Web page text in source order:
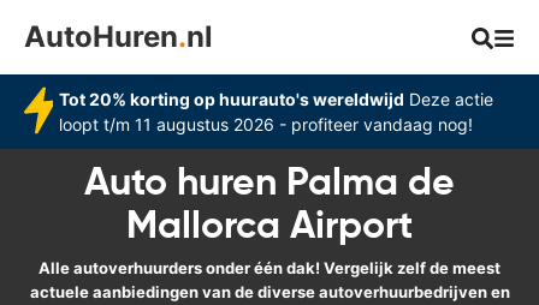
AutoHuren.nl
Tot 20% korting op huurauto's wereldwijd Deze actie
loopt t/m 11 augustus 2026 - profiteer vandaag nog!
Auto huren Palma de
Mallorca Airport
Alle autoverhuurders onder één dak! Vergelijk zelf de meest
actuele aanbiedingen van de diverse autoverhuurbedrijven en